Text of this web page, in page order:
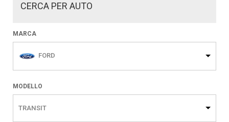
CERCA PER AUTO
MARCA
FORD
MODELLO
TRANSIT